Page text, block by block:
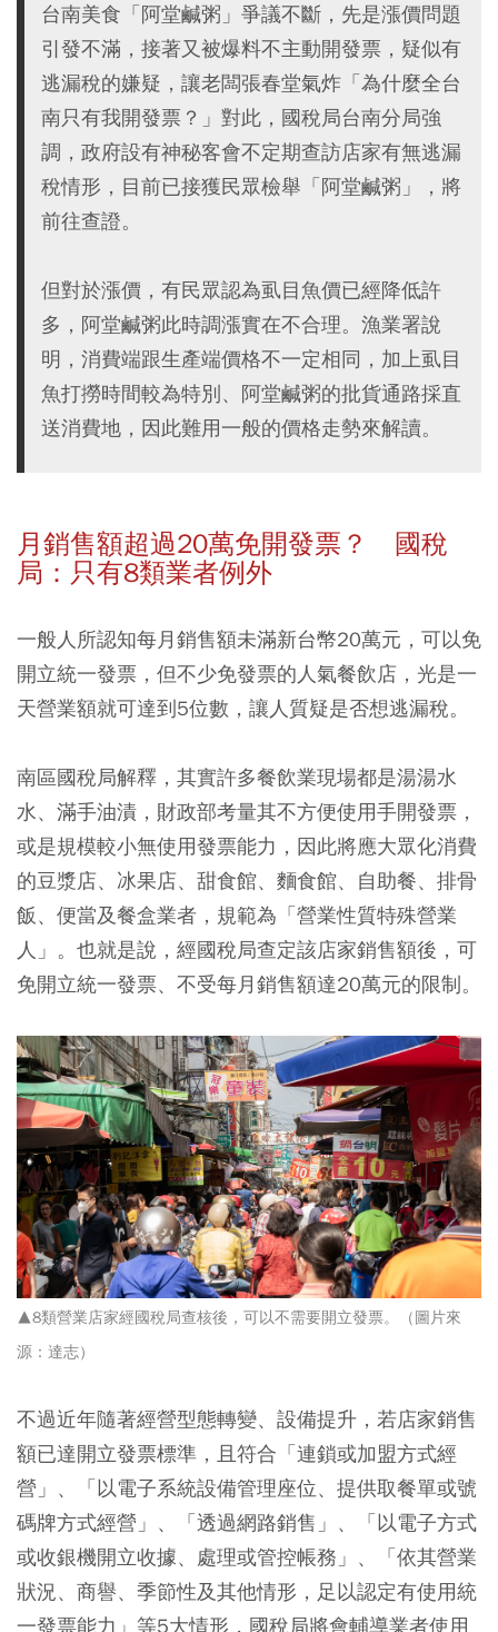
台南美食「阿堂鹹粥」爭議不斷，先是漲價問題
引發不滿，接著又被爆料不主動開發票，疑似有
逃漏稅的嫌疑，讓老闆張春堂氣炸「為什麼全台
南只有我開發票？」對此，國稅局台南分局強
調，政府設有神秘客會不定期查訪店家有無逃漏
稅情形，目前已接獲民眾檢舉「阿堂鹹粥」，將
前往查證。
但對於漲價，有民眾認為虱目魚價已經降低許
多，阿堂鹹粥此時調漲實在不合理。漁業署說
明，消費端跟生產端價格不一定相同，加上虱目
魚打撈時間較為特別、阿堂鹹粥的批貨通路採直
送消費地，因此難用一般的價格走勢來解讀。
月銷售額超過20萬免開發票？ 國稅
局：只有8類業者例外
一般人所認知每月銷售額未滿新台幣20萬元，可以免
開立統一發票，但不少免發票的人氣餐飲店，光是一
天營業額就可達到5位數，讓人質疑是否想逃漏稅。
南區國稅局解釋，其實許多餐飲業現場都是湯湯水
水、滿手油漬，財政部考量其不方便使用手開發票，
或是規模較小無使用發票能力，因此將應大眾化消費
的豆漿店、冰果店、甜食館、麵食館、自助餐、排骨
飯、便當及餐盒業者，規範為「營業性質特殊營業
人」。也就是說，經國稅局查定該店家銷售額後，可
免開立統一發票、不受每月銷售額達20萬元的限制。
▲8類營業店家經國稅局查核後，可以不需要開立發票。（圖片來
源：達志）
不過近年隨著經營型態轉變、設備提升，若店家銷售
額已達開立發票標準，且符合「連鎖或加盟方式經
營」、「以電子系統設備管理座位、提供取餐單或號
碼牌方式經營」、「透過網路銷售」、「以電子方式
或收銀機開立收據、處理或管控帳務」、「依其營業
狀況、商譽、季節性及其他情形，足以認定有使用統
一發票能力」等5大情形，國稅局將會輔導業者使用